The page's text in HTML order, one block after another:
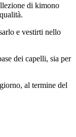
di kimono
e vestirti nello
dei capelli, sia per
al termine del